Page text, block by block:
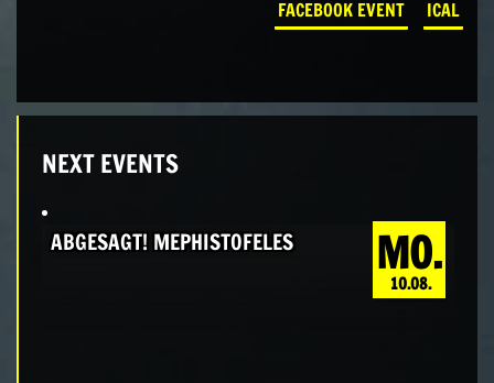
FACEBOOK EVENT ICAL
NEXT EVENTS
MO.
10.08.
ABGESAGT! MEPHISTOFELES